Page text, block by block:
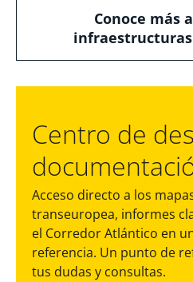
Conoce más
Centro de
Acceso directo a los
transeuropea, informes
el Corredor Atlántico en
referencia. Un punto de
tus dudas y consultas.